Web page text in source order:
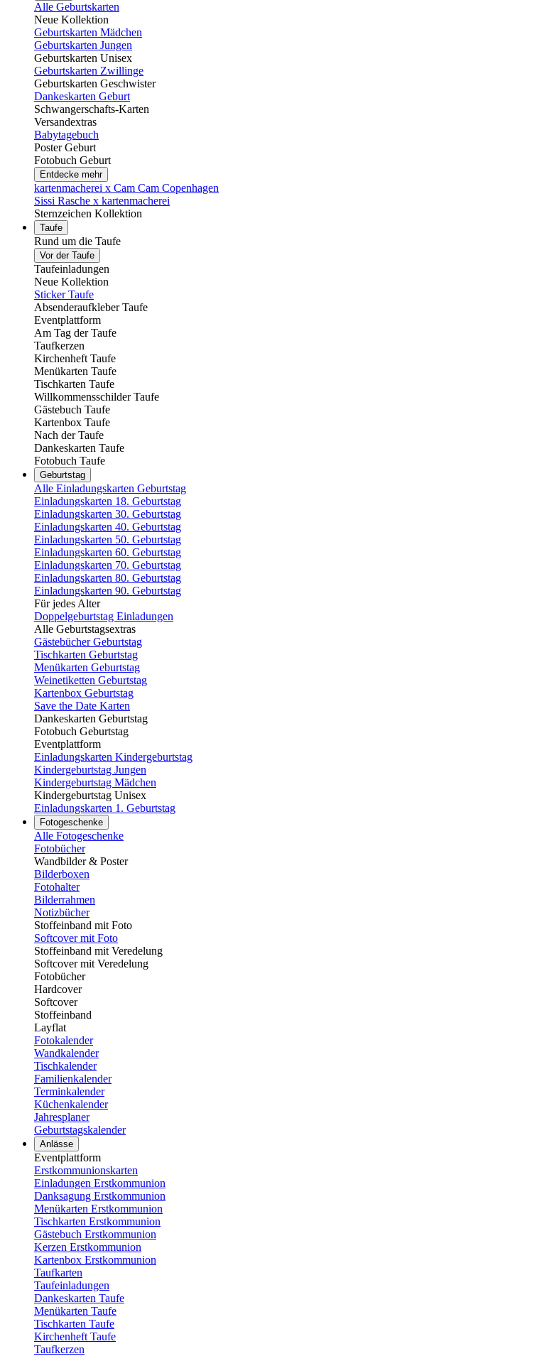
Alle Geburtskarten
Neue Kollektion
Geburtskarten Mädchen
Geburtskarten Jungen
Geburtskarten Unisex
Geburtskarten Zwillinge
Geburtskarten Geschwister
Dankeskarten Geburt
Schwangerschafts-Karten
Versandextras
Babytagebuch
Poster Geburt
Fotobuch Geburt
Entdecke mehr
kartenmacherei x Cam Cam Copenhagen
Sissi Rasche x kartenmacherei
Sternzeichen Kollektion
Taufe
Rund um die Taufe
Vor der Taufe
Taufeinladungen
Neue Kollektion
Sticker Taufe
Absenderaufkleber Taufe
Eventplattform
Am Tag der Taufe
Taufkerzen
Kirchenheft Taufe
Menükarten Taufe
Tischkarten Taufe
Willkommensschilder Taufe
Gästebuch Taufe
Kartenbox Taufe
Nach der Taufe
Dankeskarten Taufe
Fotobuch Taufe
Geburtstag
Alle Einladungskarten Geburtstag
Einladungskarten 18. Geburtstag
Einladungskarten 30. Geburtstag
Einladungskarten 40. Geburtstag
Einladungskarten 50. Geburtstag
Einladungskarten 60. Geburtstag
Einladungskarten 70. Geburtstag
Einladungskarten 80. Geburtstag
Einladungskarten 90. Geburtstag
Für jedes Alter
Doppelgeburtstag Einladungen
Alle Geburtstagsextras
Gästebücher Geburtstag
Tischkarten Geburtstag
Menükarten Geburtstag
Weinetiketten Geburtstag
Kartenbox Geburtstag
Save the Date Karten
Dankeskarten Geburtstag
Fotobuch Geburtstag
Eventplattform
Einladungskarten Kindergeburtstag
Kindergeburtstag Jungen
Kindergeburtstag Mädchen
Kindergeburtstag Unisex
Einladungskarten 1. Geburtstag
Fotogeschenke
Alle Fotogeschenke
Fotobücher
Wandbilder & Poster
Bilderboxen
Fotohalter
Bilderrahmen
Notizbücher
Stoffeinband mit Foto
Softcover mit Foto
Stoffeinband mit Veredelung
Softcover mit Veredelung
Fotobücher
Hardcover
Softcover
Stoffeinband
Layflat
Fotokalender
Wandkalender
Tischkalender
Familienkalender
Terminkalender
Küchenkalender
Jahresplaner
Geburtstagskalender
Anlässe
Eventplattform
Erstkommunionskarten
Einladungen Erstkommunion
Danksagung Erstkommunion
Menükarten Erstkommunion
Tischkarten Erstkommunion
Gästebuch Erstkommunion
Kerzen Erstkommunion
Kartenbox Erstkommunion
Taufkarten
Taufeinladungen
Dankeskarten Taufe
Menükarten Taufe
Tischkarten Taufe
Kirchenheft Taufe
Taufkerzen